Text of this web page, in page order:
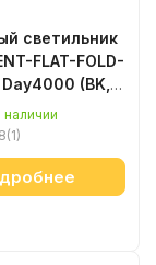
светильник
FLAT-FOLD-
(BK,
DALI) (1)
наличии